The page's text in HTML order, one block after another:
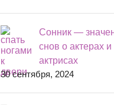
Сонник —
снов о актерах и
актрисах
30 сентября, 2024